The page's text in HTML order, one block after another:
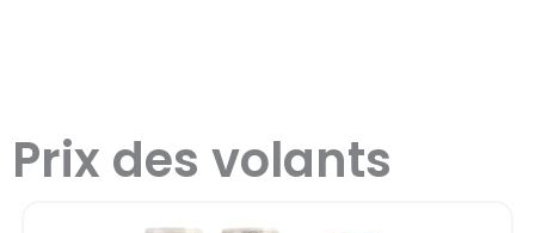
Prix des volants